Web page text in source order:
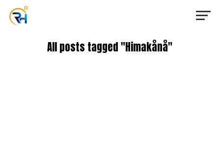
All posts tagged "Himakånå"